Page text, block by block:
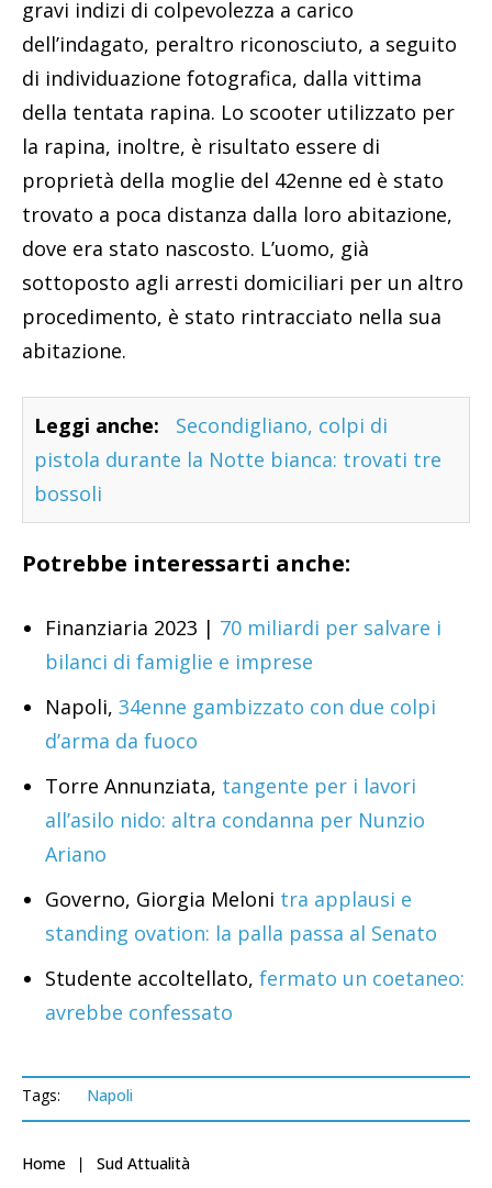
gravi indizi di colpevolezza a carico
dell’indagato, peraltro riconosciuto, a seguito
di individuazione fotografica, dalla vittima
della tentata rapina. Lo scooter utilizzato per
la rapina, inoltre, è risultato essere di
proprietà della moglie del 42enne ed è stato
trovato a poca distanza dalla loro abitazione,
dove era stato nascosto. L’uomo, già
sottoposto agli arresti domiciliari per un altro
procedimento, è stato rintracciato nella sua
abitazione.
Leggi anche:
Secondigliano, colpi di
pistola durante la Notte bianca: trovati tre
bossoli
Potrebbe interessarti anche:
Finanziaria 2023 | 70 miliardi per salvare i
bilanci di famiglie e imprese
Napoli, 34enne gambizzato con due colpi
d’arma da fuoco
Torre Annunziata, tangente per i lavori
all’asilo nido: altra condanna per Nunzio
Ariano
Governo, Giorgia Meloni tra applausi e
standing ovation: la palla passa al Senato
Studente accoltellato, fermato un coetaneo:
avrebbe confessato
Tags: Napoli
Home Sud Attualità